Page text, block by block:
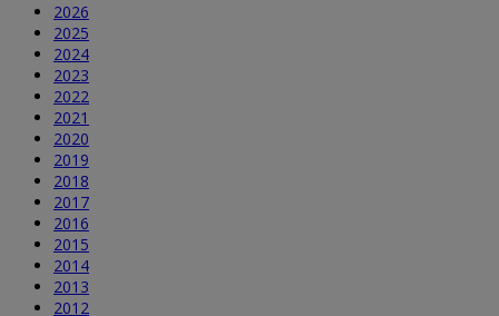
2026
2025
2024
2023
2022
2021
2020
2019
2018
2017
2016
2015
2014
2013
2012